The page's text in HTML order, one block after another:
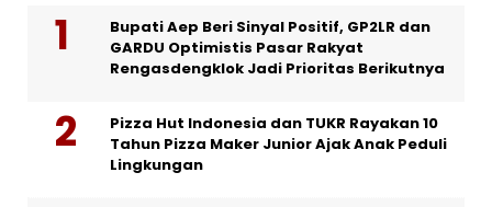
Bupati Aep Beri Sinyal Positif, GP2LR dan
GARDU Optimistis Pasar Rakyat
Rengasdengklok Jadi Prioritas Berikutnya
Pizza Hut Indonesia dan TUKR Rayakan 10
Tahun Pizza Maker Junior Ajak Anak Peduli
Lingkungan